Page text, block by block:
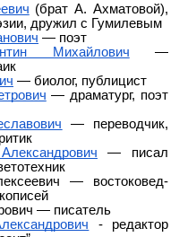
(брат А. Ахматовой),
дружил с Гумилевым
— поэт
Михайлович —
— биолог, публицист
― драматург, поэт
— переводчик,
— писал
— востоковед-
— писатель
- редактор